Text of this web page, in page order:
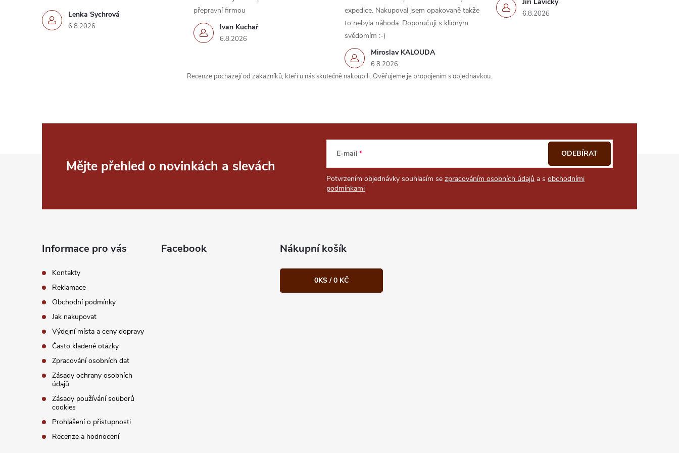
p
v
Lenka Sychrová
6.8.2026 Ivan Kuchař
6.8.2026
přepravní firmou
Miroslav KALOUDA
6.8.2026
expedice. Nakupoval jsem opakovaně takže
to nebyla náhoda. Doporučuji s klidným
svědomím :-)
6.8.2026
Recenze pocházejí od zákazníků, kteří u nás skutečně nakoupili. Ověřujeme je propojením s objednávkou.
Mějte přehled o novinkách a slevách
E-mail
Potvrzením objednávky souhlasím se zpracováním osobních údajů a s obchodními
podmínkami
ODEBÍRAT
Informace pro vás
Kontakty
Reklamace
Obchodní podmínky
Jak nakupovat
Výdejní místa a ceny dopravy
Často kladené otázky
Zpracování osobních dat
Zásady ochrany osobních
údajů
Zásady používání souborů
cookies
Prohlášení o přístupnosti
Recenze a hodnocení
Facebook Nákupní košík
0KS /0 KČ